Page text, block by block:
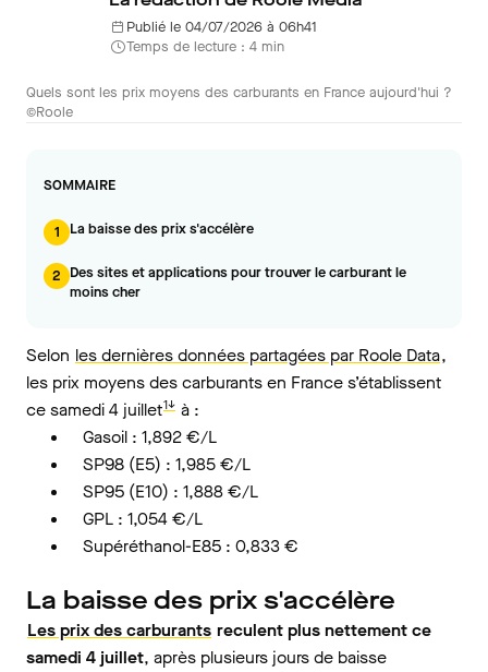
Publié le 04/07/2026 à 06h41
Temps de lecture : 4 min
Quels sont les prix moyens des carburants en France aujourd'hui ?
©Roole
SOMMAIRE
1 La baisse des prix s'accélère
2 Des sites et applications pour trouver le carburant le
moins cher
Selon les dernières données partagées par Roole Data,
les prix moyens des carburants en France s’établissent
ce samedi 4 juillet1↓ à :
Gasoil : 1,892 €/L
SP98 (E5) : 1,985 €/L
SP95 (E10) : 1,888 €/L
GPL : 1,054 €/L
Supéréthanol-E85 : 0,833 €
La baisse des prix s'accélère
Les prix des carburants reculent plus nettement ce
samedi 4 juillet, après plusieurs jours de baisse